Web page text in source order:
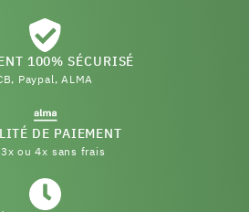
100% SÉCURISÉ
Paypal, ALMA
DE PAIEMENT
ou 4x sans frais